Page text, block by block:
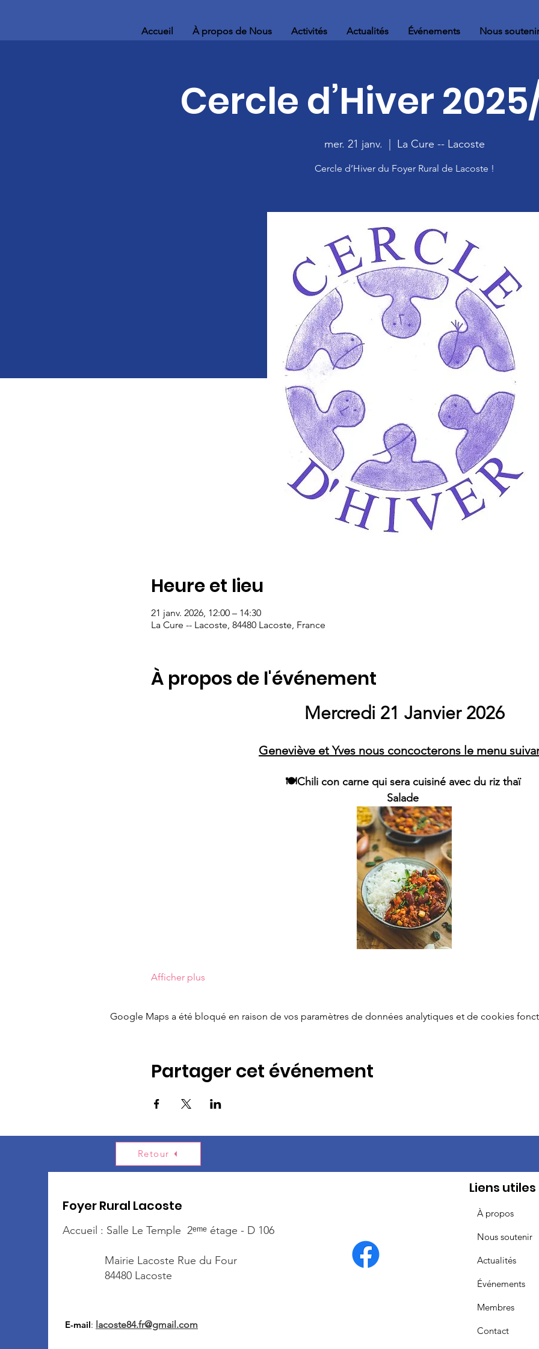
Accueil À propos de Nous Activités Actualités Événements Nous soutenir
Cercle d’Hiver
mer. 21 janv. La Cure -- Lacoste
Cercle d’Hiver du Foyer Rural de Lacoste !
Heure et lieu
21 janv. 2026, 12:00 – 14:30
La Cure -- Lacoste, 84480 Lacoste, France
À propos de l'événement
Mercredi 21 Janvier 2026
Geneviève et Yves nous concocterons le menu
🍽️Chili con carne qui sera cuisiné avec du riz thaï
Salade
Afficher plus
Google Maps a été bloqué en raison de vos paramètres de données analytiques et de cookies
Partager cet événement
Retour
Foyer Rural Lacoste
Accueil : Salle Le Temple 2ᵉᵐᵉ étage - D 106
Mairie Lacoste Rue du Four
84480 Lacoste
E-mail: lacoste84.fr@gmail.com
Liens utiles
À propos
Nous soutenir
Actualités
Événements
Membres
Contact